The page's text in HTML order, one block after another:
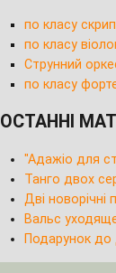
по класу
по класу
Струнний
по класу
ОСТАННІ
"Адажіо для
Танго двох
Дві новорічні
Вальс
Подарунок до